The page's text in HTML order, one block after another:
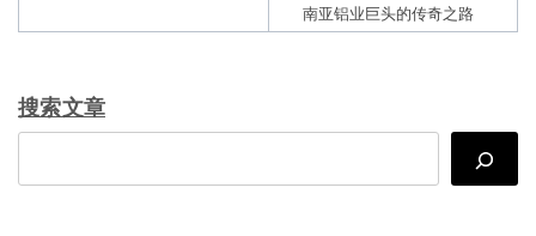
南亚铝业巨头的传奇之路
搜索文章